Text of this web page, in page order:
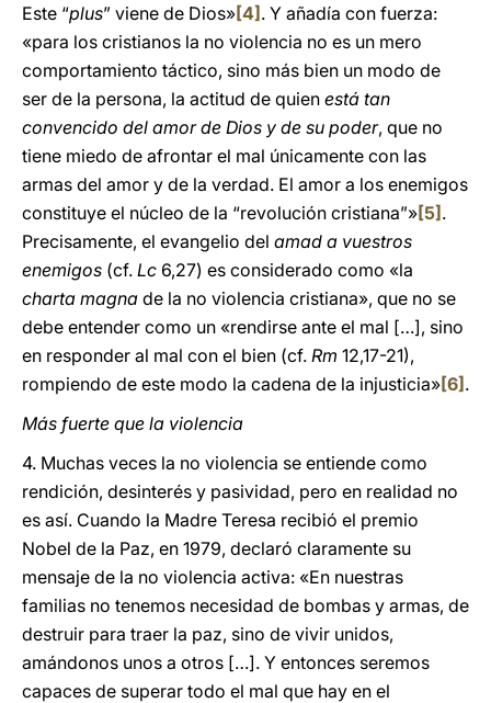
Este “plus” viene de Dios»[4] . Y añadía con fuerza:
«para los cristianos la no violencia no es un mero
comportamiento táctico, sino más bien un modo de
ser de la persona, la actitud de quien está tan
convencido del amor de Dios y de su poder, que no
tiene miedo de afrontar el mal únicamente con las
armas del amor y de la verdad. El amor a los enemigos
constituye el núcleo de la “revolución cristiana”»[5] .
Precisamente, el evangelio del amad a vuestros
enemigos (cf. Lc 6,27) es considerado como «la
charta magna de la no violencia cristiana», que no se
debe entender como un «rendirse ante el mal […], sino
en responder al mal con el bien (cf. Rm 12,17-21),
rompiendo de este modo la cadena de la injusticia»[6] .
Más fuerte que la violencia
4. Muchas veces la no violencia se entiende como
rendición, desinterés y pasividad, pero en realidad no
es así. Cuando la Madre Teresa recibió el premio
Nobel de la Paz, en 1979, declaró claramente su
mensaje de la no violencia activa: «En nuestras
familias no tenemos necesidad de bombas y armas, de
destruir para traer la paz, sino de vivir unidos,
amándonos unos a otros […]. Y entonces seremos
capaces de superar todo el mal que hay en el